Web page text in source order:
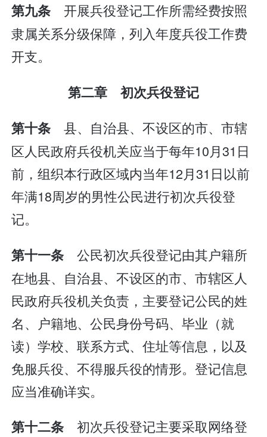
第九条开展兵役登记工作所需经费按照
隶属关系分级保障，列入年度兵役工作费
开支。
第二章 初次兵役登记
第十条县、自治县、不设区的市、市辖
区人民政府兵役机关应当于每年10月31日
前，组织本行政区域内当年12月31日以前
年满18周岁的男性公民进行初次兵役登
记。
第十一条公民初次兵役登记由其户籍所
在地县、自治县、不设区的市、市辖区人
民政府兵役机关负责，主要登记公民的姓
名、户籍地、公民身份号码、毕业（就
读）学校、联系方式、住址等信息，以及
免服兵役、不得服兵役的情形。登记信息
应当准确详实。
第十二条初次兵役登记主要采取网络登